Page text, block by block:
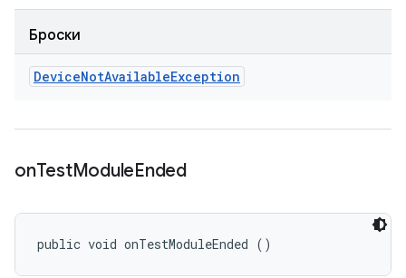
Броски
DeviceNotAvailableException
onTestModuleEnded
public void onTestModuleEnded ()